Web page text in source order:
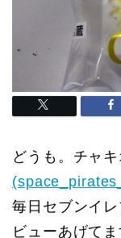
どうも。チャキ
毎日セブンイ
ビューあげてま